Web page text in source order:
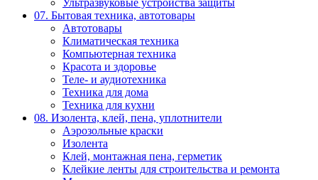
Ультразвуковые устройства защиты
07. Бытовая техника, автотовары
Автотовары
Климатическая техника
Компьютерная техника
Красота и здоровье
Теле- и аудиотехника
Техника для дома
Техника для кухни
08. Изолента, клей, пена, уплотнители
Аэрозольные краски
Изолента
Клей, монтажная пена, герметик
Клейкие ленты для строительства и ремонта